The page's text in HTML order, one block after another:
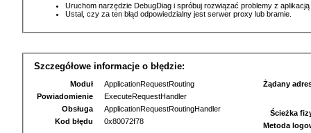
Uruchom narzędzie DebugDiag i spróbuj rozwiązać problemy z
Ustal, czy za ten błąd odpowiedzialny jest serwer proxy lub bramie.
Szczegółowe informacje o błędzie:
Moduł
ApplicationRequestRouting
Powiadomienie
ExecuteRequestHandler
Obsługa
ApplicationRequestRoutingHandler
Kod błędu
0x80072f78
Żądany
Ścieżka
Metoda